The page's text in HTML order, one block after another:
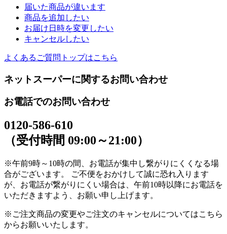
届いた商品が違います
商品を追加したい
お届け日時を変更したい
キャンセルしたい
よくあるご質問トップはこちら
ネットスーパーに関するお問い合わせ
お電話でのお問い合わせ
0120-586-610
（受付時間 09:00～21:00）
※午前9時～10時の間、お電話が集中し繋がりにくくなる場
合がございます。 ご不便をおかけして誠に恐れ入ります
が、お電話が繋がりにくい場合は、午前10時以降にお電話を
いただきますよう、お願い申し上げます。
※ご注文商品の変更やご注文のキャンセルについてはこちら
からお願いいたします。